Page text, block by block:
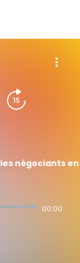
négociants en
00:00